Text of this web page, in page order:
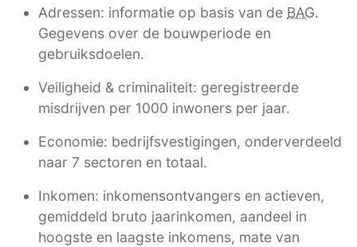
Adressen: informatie op basis van de BAG.
Gegevens over de bouwperiode en
gebruiksdoelen.
Veiligheid & criminaliteit: geregistreerde
misdrijven per 1000 inwoners per jaar.
Economie: bedrijfsvestigingen, onderverdeeld
naar 7 sectoren en totaal.
Inkomen: inkomensontvangers en actieven,
gemiddeld bruto jaarinkomen, aandeel in
hoogste en laagste inkomens, mate van